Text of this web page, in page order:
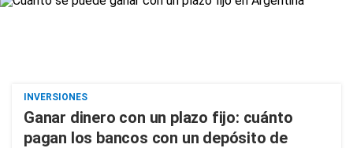
INVERSIONES
Ganar dinero con un plazo fijo: cuánto
pagan los bancos con un depósito de